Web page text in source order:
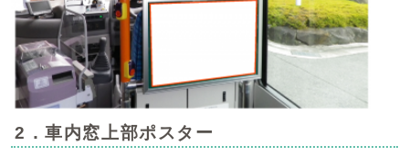
2．車内窓上部ポスター